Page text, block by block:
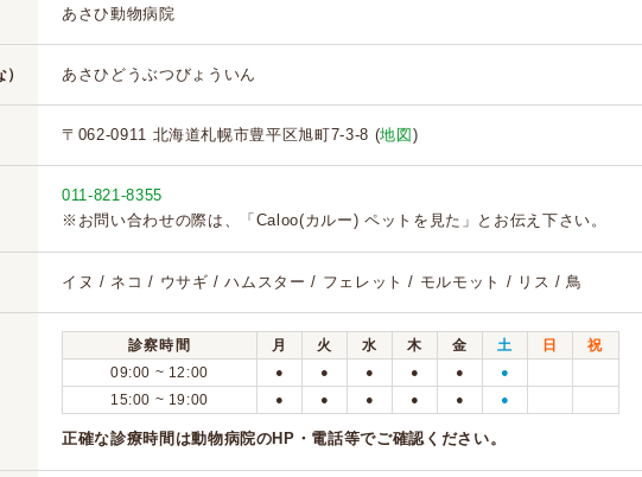
あさひ動物病院
あさひどうぶつびょういん
〒062-0911 北海道札幌市豊平区旭町7-3-8 (地図 )
011-821-8355
※お問い合わせの際は、「Caloo(カルー) ペットを見た」とお伝え下さい。
イヌ / ネコ / ウサギ / ハムスター / フェレット / モルモット / リス / 鳥
診察時間 月 火 水 木 金 土 日
祝
09:00 ~ 12:00
● ● ● ● ● ●
15:00 ~ 19:00 ● ● ● ● ● ●
正確な診療時間は動物病院のHP・電話等でご確認ください。